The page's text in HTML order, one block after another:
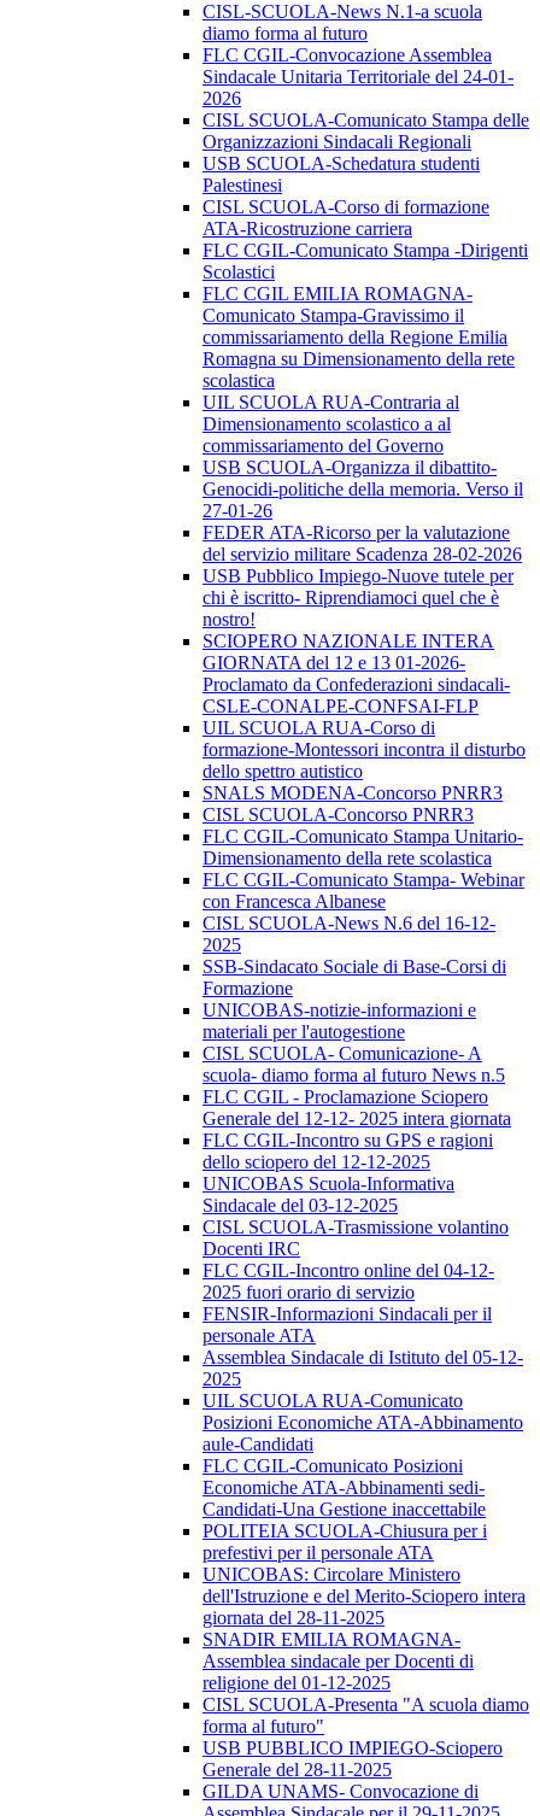
CISL-SCUOLA-News N.1-a scuola
diamo forma al futuro
FLC CGIL-Convocazione Assemblea
Sindacale Unitaria Territoriale del 24-01-
2026
CISL SCUOLA-Comunicato Stampa delle
Organizzazioni Sindacali Regionali
USB SCUOLA-Schedatura studenti
Palestinesi
CISL SCUOLA-Corso di formazione
ATA-Ricostruzione carriera
FLC CGIL-Comunicato Stampa -Dirigenti
Scolastici
FLC CGIL EMILIA ROMAGNA-
Comunicato Stampa-Gravissimo il
commissariamento della Regione Emilia
Romagna su Dimensionamento della rete
scolastica
UIL SCUOLA RUA-Contraria al
Dimensionamento scolastico a al
commissariamento del Governo
USB SCUOLA-Organizza il dibattito-
Genocidi-politiche della memoria. Verso il
27-01-26
FEDER ATA-Ricorso per la valutazione
del servizio militare Scadenza 28-02-2026
USB Pubblico Impiego-Nuove tutele per
chi è iscritto- Riprendiamoci quel che è
nostro!
SCIOPERO NAZIONALE INTERA
GIORNATA del 12 e 13 01-2026-
Proclamato da Confederazioni sindacali-
CSLE-CONALPE-CONFSAI-FLP
UIL SCUOLA RUA-Corso di
formazione-Montessori incontra il disturbo
dello spettro autistico
SNALS MODENA-Concorso PNRR3
CISL SCUOLA-Concorso PNRR3
FLC CGIL-Comunicato Stampa Unitario-
Dimensionamento della rete scolastica
FLC CGIL-Comunicato Stampa- Webinar
con Francesca Albanese
CISL SCUOLA-News N.6 del 16-12-
2025
SSB-Sindacato Sociale di Base-Corsi di
Formazione
UNICOBAS-notizie-informazioni e
materiali per l'autogestione
CISL SCUOLA- Comunicazione- A
scuola- diamo forma al futuro News n.5
FLC CGIL - Proclamazione Sciopero
Generale del 12-12- 2025 intera giornata
FLC CGIL-Incontro su GPS e ragioni
dello sciopero del 12-12-2025
UNICOBAS Scuola-Informativa
Sindacale del 03-12-2025
CISL SCUOLA-Trasmissione volantino
Docenti IRC
FLC CGIL-Incontro online del 04-12-
2025 fuori orario di servizio
FENSIR-Informazioni Sindacali per il
personale ATA
Assemblea Sindacale di Istituto del 05-12-
2025
UIL SCUOLA RUA-Comunicato
Posizioni Economiche ATA-Abbinamento
aule-Candidati
FLC CGIL-Comunicato Posizioni
Economiche ATA-Abbinamenti sedi-
Candidati-Una Gestione inaccettabile
POLITEIA SCUOLA-Chiusura per i
prefestivi per il personale ATA
UNICOBAS: Circolare Ministero
dell'Istruzione e del Merito-Sciopero intera
giornata del 28-11-2025
SNADIR EMILIA ROMAGNA-
Assemblea sindacale per Docenti di
religione del 01-12-2025
CISL SCUOLA-Presenta "A scuola diamo
forma al futuro"
USB PUBBLICO IMPIEGO-Sciopero
Generale del 28-11-2025
GILDA UNAMS- Convocazione di